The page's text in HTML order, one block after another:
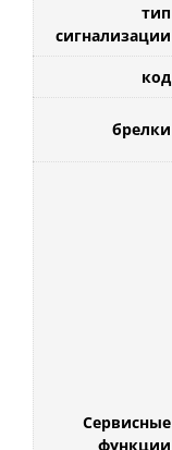
тип
сигнализации
код
брелки
Сервисные
функции